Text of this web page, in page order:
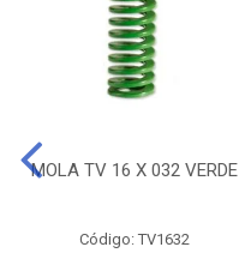
MOLA TV 16 X 032 VERDE
Código: TV1632